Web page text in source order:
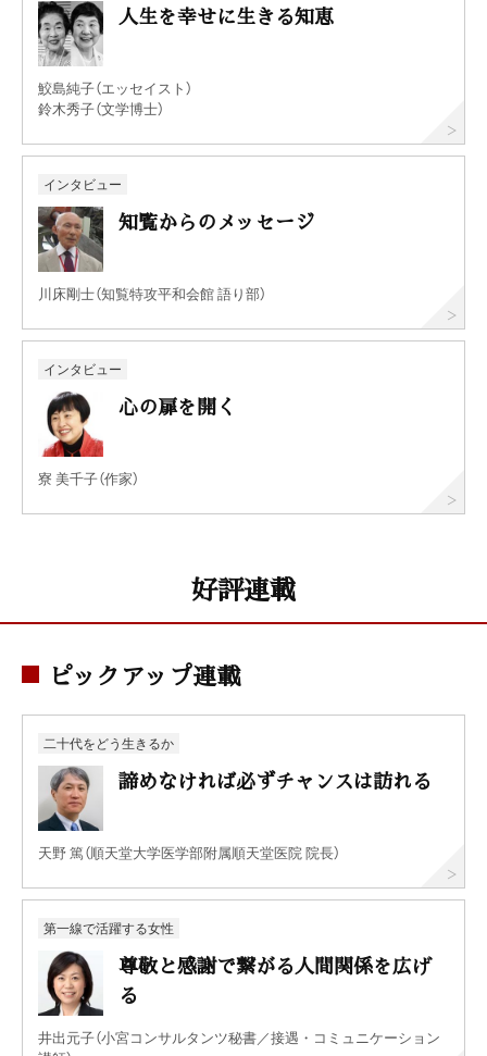
人生を幸せに生きる知恵
鮫島純子（エッセイスト）
鈴木秀子（文学博士）
インタビュー
知覧からのメッセージ
川床剛士（知覧特攻平和会館 語り部）
インタビュー
心の扉を開く
寮 美千子（作家）
好評連載
ピックアップ連載
二十代をどう生きるか
諦めなければ必ずチャンスは訪れる
天野 篤（順天堂大学医学部附属順天堂医院 院長）
第一線で活躍する女性
尊敬と感謝で繋がる人間関係を広げ
る
井出元子（小宮コンサルタンツ秘書／接遇・コミュニケーション